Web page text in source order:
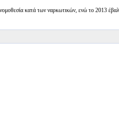
νομοθεσία κατά των ναρκωτικών, ενώ το 2013